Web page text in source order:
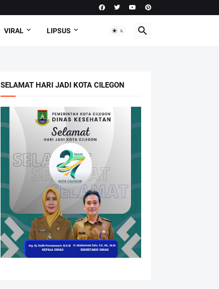
VIRAL LIPSUS
SELAMAT HARI JADI KOTA CILEGON